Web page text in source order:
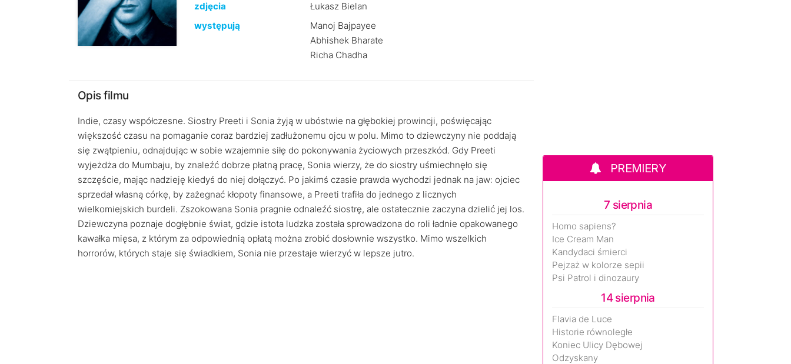
zdjęcia
Łukasz Bielan
występują
Manoj Bajpayee
Abhishek Bharate
Richa Chadha
Opis filmu
Indie, czasy współczesne. Siostry Preeti i Sonia żyją w ubóstwie na głębokiej prowincji, poświęcając
większość czasu na pomaganie coraz bardziej zadłużonemu ojcu w polu. Mimo to dziewczyny nie poddają
się zwątpieniu, odnajdując w sobie wzajemnie siłę do pokonywania życiowych przeszkód. Gdy Preeti
wyjeżdża do Mumbaju, by znaleźć dobrze płatną pracę, Sonia wierzy, że do siostry uśmiechnęło się
szczęście, mając nadzieję kiedyś do niej dołączyć. Po jakimś czasie prawda wychodzi jednak na jaw: ojciec
sprzedał własną córkę, by zażegnać kłopoty finansowe, a Preeti trafiła do jednego z licznych
wielkomiejskich burdeli. Zszokowana Sonia pragnie odnaleźć siostrę, ale ostatecznie zaczyna dzielić jej los.
Dziewczyna poznaje dogłębnie świat, gdzie istota ludzka została sprowadzona do roli ładnie opakowanego
kawałka mięsa, z którym za odpowiednią opłatą można zrobić dosłownie wszystko. Mimo wszelkich
horrorów, których staje się świadkiem, Sonia nie przestaje wierzyć w lepsze jutro.
PREMIERY
7 sierpnia
Homo sapiens?
Ice Cream Man
Kandydaci śmierci
Pejzaż w kolorze sepii
Psi Patrol i dinozaury
14 sierpnia
Flavia de Luce
Historie równoległe
Koniec Ulicy Dębowej
Odzyskany